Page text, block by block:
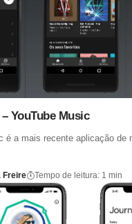
YouTube Music
é a mais recente aplicação de
Freire Tempo de leitura: 1 min